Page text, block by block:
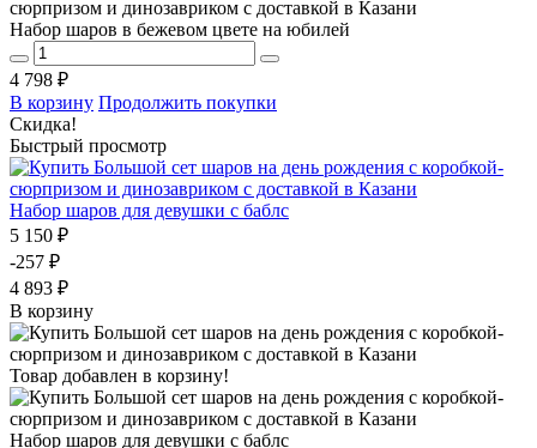
Набор шаров в бежевом цвете на юбилей
4 798 ₽
В корзину Продолжить покупки
Скидка!
Быстрый просмотр
Набор шаров для девушки с баблс
5 150 ₽
-257 ₽
4 893 ₽
В корзину
Товар добавлен в корзину!
Набор шаров для девушки с баблс